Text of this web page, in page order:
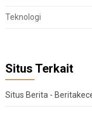
Teknologi
Situs Terkait
Situs Berita -